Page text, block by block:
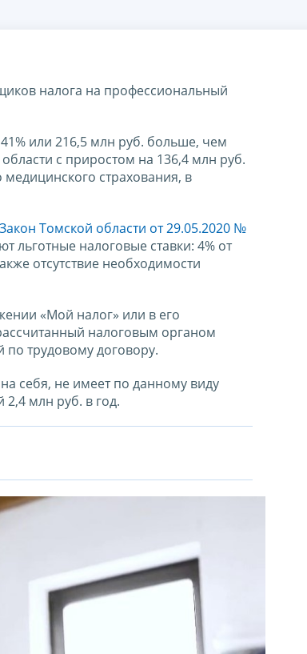
налога на профессиональный
или 216,5 млн руб. больше, чем
с приростом на 136,4 млн руб.
страхования, в
Закон Томской области от 29.05.2020 №
льготные налоговые ставки: 4% от
отсутствие необходимости
«Мой налог» или в его
налоговым органом
трудовому договору.
себя, не имеет по данному виду
млн руб. в год.